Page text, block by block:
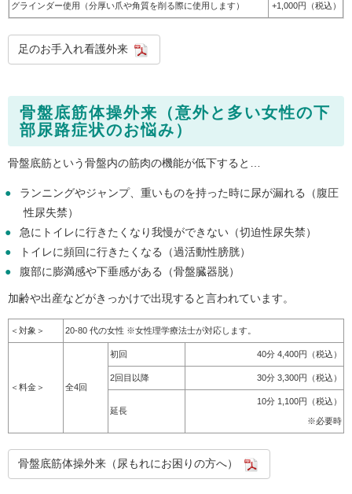
グラインダー使用（分厚い爪や角質を削る際に使用します） +1,000円（税込）
足のお手入れ看護外来
骨盤底筋体操外来（意外と多い女性の下
部尿路症状のお悩み）
骨盤底筋という骨盤内の筋肉の機能が低下すると…
ランニングやジャンプ、重いものを持った時に尿が漏れる（腹圧
性尿失禁）
急にトイレに行きたくなり我慢ができない（切迫性尿失禁）
トイレに頻回に行きたくなる（過活動性膀胱）
腹部に膨満感や下垂感がある（骨盤臓器脱）
加齢や出産などがきっかけで出現すると言われています。
＜対象＞ 20-80 代の女性 ※女性理学療法士が対応します。
＜料金＞ 全4回
初回 40分 4,400円（税込）
2回目以降 30分 3,300円（税込）
延長
10分 1,100円（税込）
※必要時
骨盤底筋体操外来（尿もれにお困りの方へ）